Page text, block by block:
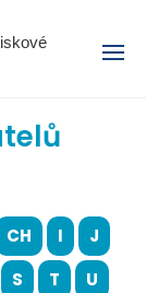
Menu
CH I
J
S T
U